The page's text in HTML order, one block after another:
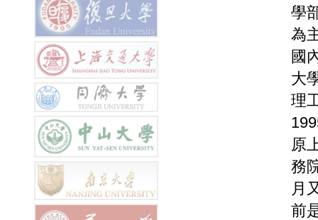
學
為
國
大
理
原
務
月
前